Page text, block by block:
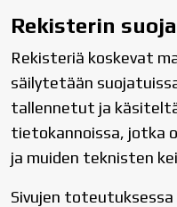
Rekisterin
Rekisteriä koskevat
säilytetään
tallennetut ja
tietokannoissa, jotka
ja muiden teknisten
Sivujen